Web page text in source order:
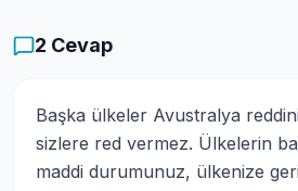
2 Cevap
Başka ülkeler Avustralya
sizlere red vermez. Ülkelerin
maddi durumunuz, ülkenize